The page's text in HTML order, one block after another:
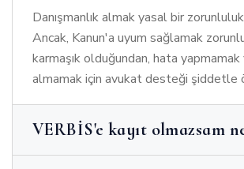
Danışmanlık almak yasal bir
Ancak, Kanun'a uyum sağlamak
karmaşık olduğundan, hata yapmamak
almamak için avukat desteği şiddetle
VERBİS'e kayıt olmazsam